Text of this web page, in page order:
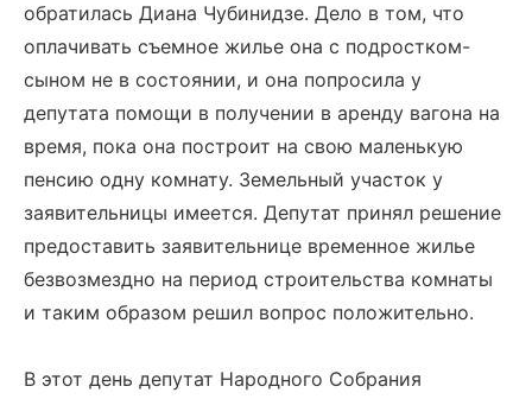
обратилась Диана Чубинидзе. Дело в том, что
оплачивать съемное жилье она с подростком-
сыном не в состоянии, и она попросила у
депутата помощи в получении в аренду вагона на
время, пока она построит на свою маленькую
пенсию одну комнату. Земельный участок у
заявительницы имеется. Депутат принял решение
предоставить заявительнице временное жилье
безвозмездно на период строительства комнаты
и таким образом решил вопрос положительно.
В этот день депутат Народного Собрания